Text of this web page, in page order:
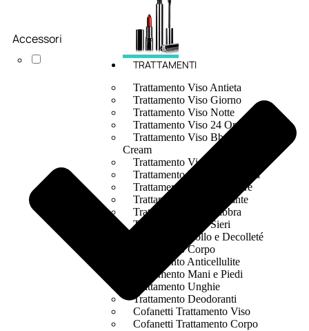
TRATTAMENTI
Trattamento Viso Antieta
Trattamento Viso Giorno
Trattamento Viso Notte
Trattamento Viso 24 Ore
Trattamento Viso Bb E Cc
Cream
Trattamento Viso Occhi
Trattamento Viso Detergenza
Trattamento Viso Maschere
Trattamento Viso Idratante
Trattamento Viso Labbra
Trattamento Viso Sieri
Trattamento Collo e Decolleté
Trattamento Corpo
Trattamento Anticellulite
Trattamento Mani e Piedi
Trattamento Unghie
Trattamento Deodoranti
Cofanetti Trattamento Viso
Cofanetti Trattamento Corpo
Accessori